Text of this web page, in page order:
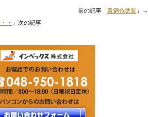
前の記事「青銅色塗装 」→
・ 」次の記事